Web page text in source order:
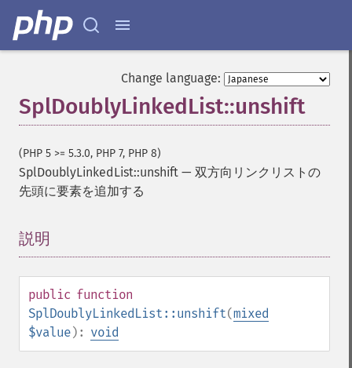
Change language:
SplDoublyLinkedList::unshift
(PHP 5 >= 5.3.0, PHP 7, PHP 8)
SplDoublyLinkedList::unshift — 双方向リンクリストの
先頭に要素を追加する
説明
public function
SplDoublyLinkedList::unshift(mixed
$value): void